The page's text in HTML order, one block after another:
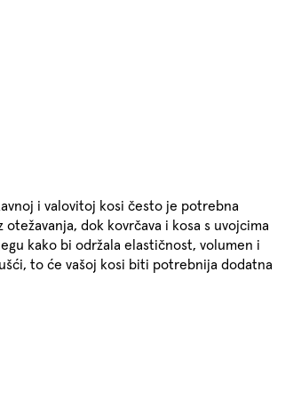
i valovitoj kosi često je potrebna
dok kovrčava i kosa s uvojcima
kako bi održala elastičnost, volumen i
to će vašoj kosi biti potrebnija dodatna